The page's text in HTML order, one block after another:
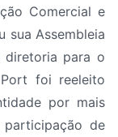
Comercial e
sua Assembleia
diretoria para o
foi reeleito
por mais
de